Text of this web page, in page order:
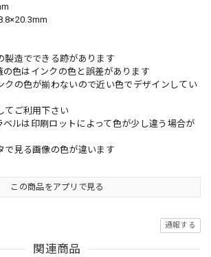
製造でできる跡があります
の色はインクの色と誤差があります
の色が揃わないので近い色でデザインしてい
てご利用下さい
ベルは印刷ロットによって色が少し違う場合が
で見る画像の色が違います
この商品をアプリで見る
通報する
関連商品